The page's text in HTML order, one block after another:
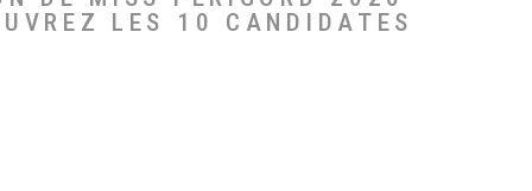
LES 10 CANDIDATES